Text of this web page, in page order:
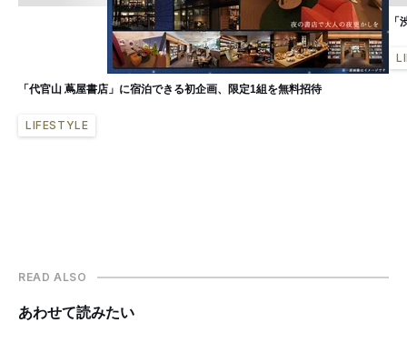
「代官山 蔦屋書店」に宿泊できる初企画、限定1組を無料招待
LIFESTYLE
READ ALSO
あわせて読みたい